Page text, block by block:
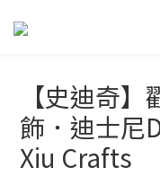
【史迪奇
飾．迪士尼
Xiu Crafts